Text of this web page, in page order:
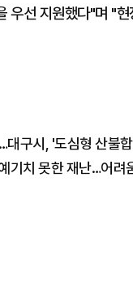
우선 지원했다"며 "
구시, '도심형 산불
기치 못한 재난…어려